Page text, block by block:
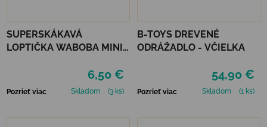
SUPERSKÁKAVÁ
LOPTIČKA WABOBA MINI
6,50 €
Pozrieť viac Skladom (3 ks)
B-TOYS DREVENÉ
ODRÁŽADLO - VČIELKA
54,90 €
Pozrieť viac Skladom (1 ks)